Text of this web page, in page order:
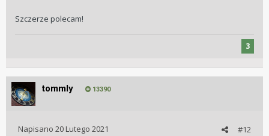
Szczerze polecam!
3
tommly 13390
#12
Napisano 20 Lutego 2021